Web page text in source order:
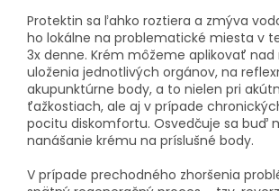
Protektin sa ľahko roztiera a zmýva
ho lokálne na problematické miesta v
3x denne. Krém môžeme aplikovať
uloženia jednotlivých orgánov, na
akupunktúrne body, a to nielen pri
ťažkostiach, ale aj v prípade
pocitu diskomfortu. Osvedčuje sa buď
nanášanie krému na príslušné body.
V prípade prechodného zhoršenia